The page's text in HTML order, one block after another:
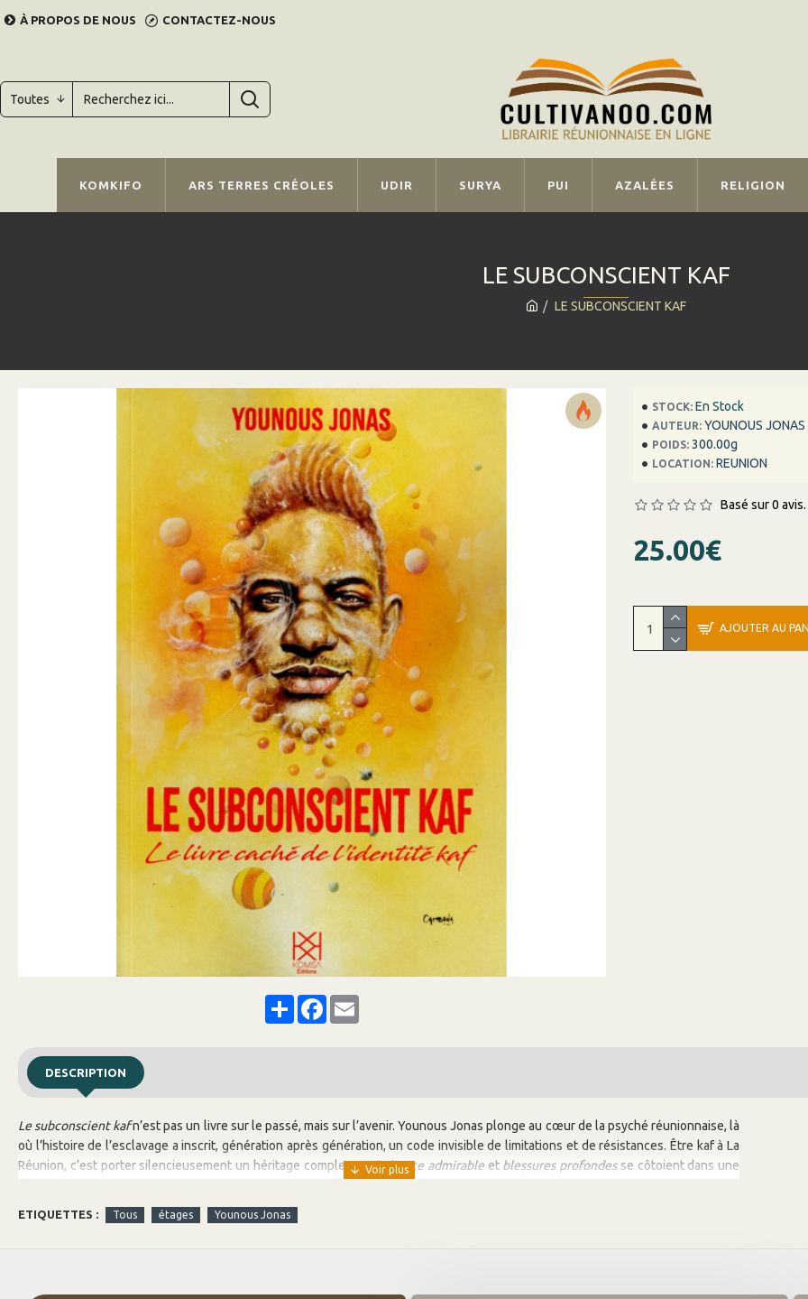
À PROPOS DE NOUS CONTACTEZ-NOUS
Toutes
KOMKIFO ARS TERRES CRÉOLES UDIR SURYA PUI AZALÉES RELIGION
LE SUBCONSCIENT KAF
LE SUBCONSCIENT KAF
ShareFacebook
Email
STOCK: En Stock
AUTEUR: YOUNOUS JONAS
POIDS: 300.00g
LOCATION: REUNION
Basé sur 0 avis.
25.00€
AJOUTER AU
DESCRIPTION
Le subconscient kafn’est pas un livre sur le passé, mais sur l’avenir. Younous Jonas plonge au cœur de la psyché réunionnaise, là
où l’histoire de l’esclavage a inscrit, génération après génération, un code invisible de limitations et de résistances. Être kaf à La
Réunion, c’est porter silencieusement un héritage complexe :résilience admirableet blessures profondesse côtoient dans une
. Dans cet ouvrage ambitieux et profondément humain, l’auteur explore les différentes strates du subconscient
kaf, dévoilant comment des schémas inconscients influencent notre vie quotidienne, nos relations, et même notre corps. À
ETIQUETTES : Tous étages Younous Jonas